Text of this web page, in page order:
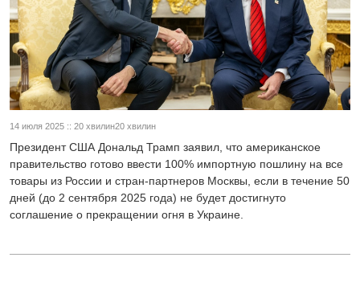
14 июля 2025 :: 20 хвилин20 хвилин
Президент США Дональд Трамп заявил, что американское
правительство готово ввести 100% импортную пошлину на все
товары из России и стран-партнеров Москвы, если в течение 50
дней (до 2 сентября 2025 года) не будет достигнуто
соглашение о прекращении огня в Украине.